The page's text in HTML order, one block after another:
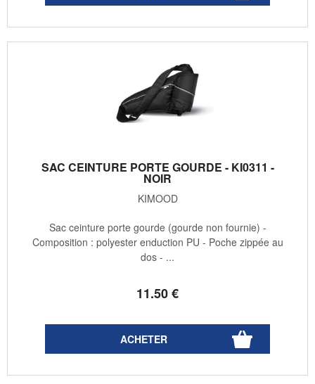
SAC CEINTURE PORTE GOURDE - KI0311 -
NOIR
KIMOOD
11.50€
Sac ceinture porte gourde (gourde non fournie) -
Composition : polyester enduction PU - Poche zippée au
dos - ...